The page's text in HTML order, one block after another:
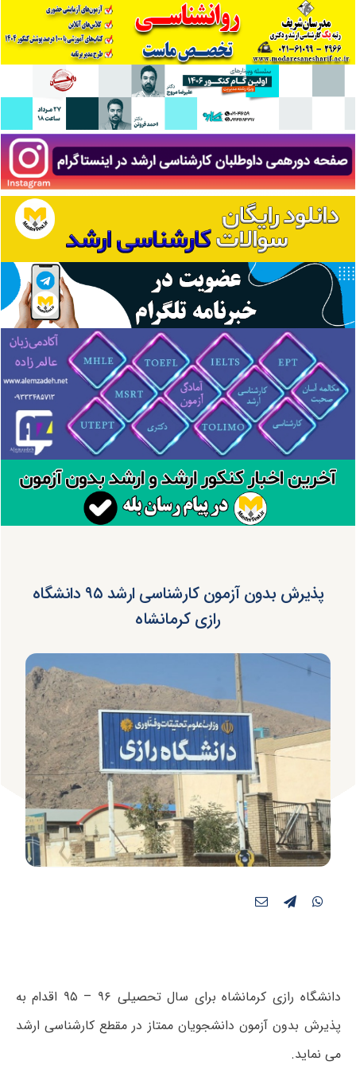
پذیرش بدون آزمون کارشناسی ارشد ۹۵ دانشگاه
رازی کرمانشاه
دانشگاه رازی کرمانشاه برای سال تحصیلی ۹۶ – ۹۵ اقدام به
پذیرش بدون آزمون دانشجویان ممتاز در مقطع کارشناسی ارشد
می نماید.